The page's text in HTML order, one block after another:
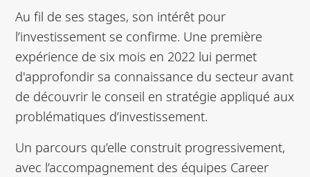
Au fil de ses stages, son intérêt pour
l’investissement se confirme. Une première
expérience de six mois en 2022 lui permet
d'approfondir sa connaissance du secteur avant
de découvrir le conseil en stratégie appliqué aux
problématiques d’investissement.
Un parcours qu’elle construit progressivement,
avec l’accompagnement des équipes Career